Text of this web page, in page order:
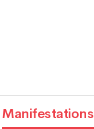
Manifestations